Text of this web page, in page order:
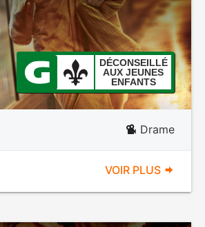
DÉCONSEILLÉ
AUX JEUNES
ENFANTS
Drame
VOIR PLUS